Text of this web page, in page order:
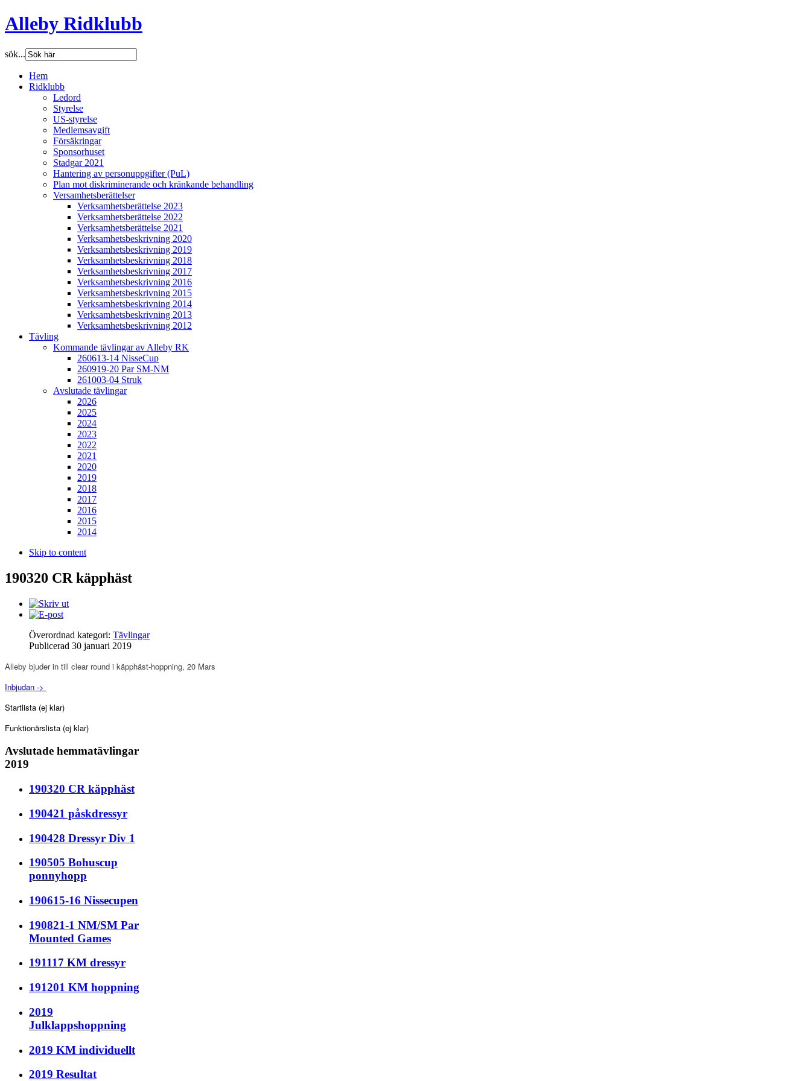
Alleby Ridklubb
sök...
Hem
Ridklubb
Ledord
Styrelse
US-styrelse
Medlemsavgift
Försäkringar
Sponsorhuset
Stadgar 2021
Hantering av personuppgifter (PuL)
Plan mot diskriminerande och kränkande behandling
Versamhetsberättelser
Verksamhetsberättelse 2023
Verksamhetsberättelse 2022
Verksamhetsberättelse 2021
Verksamhetsbeskrivning 2020
Verksamhetsbeskrivning 2019
Verksamhetsbeskrivning 2018
Verksamhetsbeskrivning 2017
Verksamhetsbeskrivning 2016
Verksamhetsbeskrivning 2015
Verksamhetsbeskrivning 2014
Verksamhetsbeskrivning 2013
Verksamhetsbeskrivning 2012
Tävling
Kommande tävlingar av Alleby RK
260613-14 NisseCup
260919-20 Par SM-NM
261003-04 Struk
Avslutade tävlingar
2026
2025
2024
2023
2022
2021
2020
2019
2018
2017
2016
2015
2014
Skip to content
190320 CR käpphäst
Överordnad kategori: Tävlingar
Publicerad 30 januari 2019
Alleby bjuder in till clear round i käpphäst-hoppning, 20 Mars
Inbjudan ->
Startlista (ej klar)
Funktionärslista (ej klar)
Avslutade hemmatävlingar
2019
190320 CR käpphäst
190421 påskdressyr
190428 Dressyr Div 1
190505 Bohuscup
ponnyhopp
190615-16 Nissecupen
190821-1 NM/SM Par
Mounted Games
191117 KM dressyr
191201 KM hoppning
2019
Julklappshoppning
2019 KM individuellt
2019 Resultat